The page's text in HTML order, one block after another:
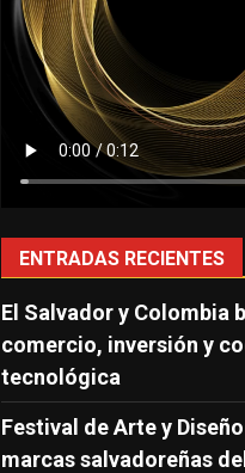
ENTRADAS RECIENTES
El Salvador y Colombia
comercio, inversión y
tecnológica
Festival de Arte y
marcas salvadoreñas